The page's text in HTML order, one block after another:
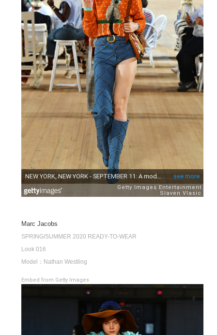
Marc Jacobs
SPRING/SUMMER 2020 READY-TO-WEAR
Look 016
Model：Nathan Westling
Embed from Getty Images